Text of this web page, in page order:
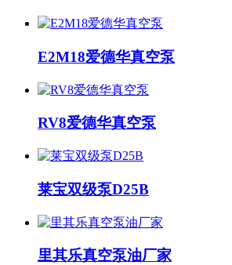
E2M18爱德华真空泵
RV8爱德华真空泵
莱宝双级泵D25B
里其乐真空泵油厂家